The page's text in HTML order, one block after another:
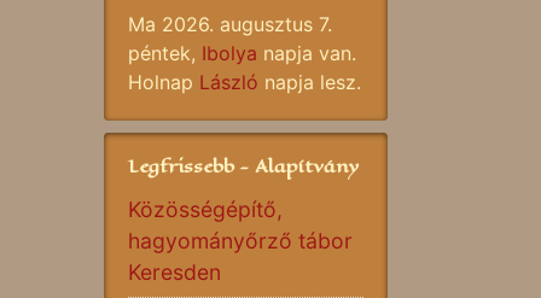
Ma 2026. augusztus 7.
péntek, Ibolya napja van.
Holnap László napja lesz.
Legfrissebb - Alapítvány
Közösségépítő,
hagyományőrző tábor
Keresden